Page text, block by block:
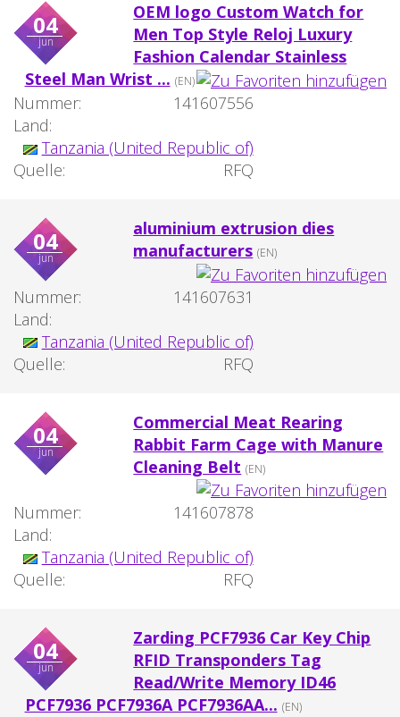
04
jun
OEM logo Custom Watch for
Men Top Style Reloj Luxury
Fashion Calendar Stainless
Steel Man Wrist ... (EN)
Nummer:
141607556
Land:
Tanzania (United Republic of)
Quelle:
RFQ
04
jun
aluminium extrusion dies
manufacturers (EN)
Nummer:
141607631
Land:
Tanzania (United Republic of)
Quelle:
RFQ
04
jun
Commercial Meat Rearing
Rabbit Farm Cage with Manure
Cleaning Belt (EN)
Nummer:
141607878
Land:
Tanzania (United Republic of)
Quelle:
RFQ
04
jun
Zarding PCF7936 Car Key Chip
RFID Transponders Tag
Read/Write Memory ID46
PCF7936 PCF7936A PCF7936AA... (EN)